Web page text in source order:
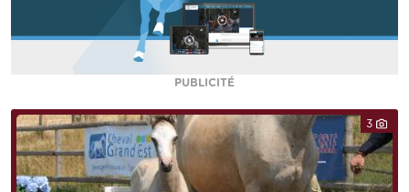
PUBLICITÉ
3